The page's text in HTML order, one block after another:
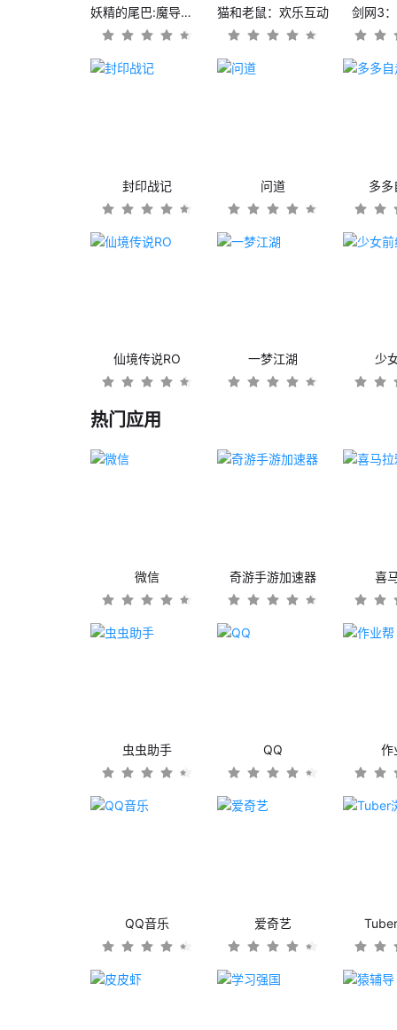
妖精的尾巴:魔导少年 猫和老鼠：欢乐互动 剑网3
封印战记 问道 多多
仙境传说RO 一梦江湖 少
热门应用
微信 奇游手游加速器 喜
虫虫助手 QQ 作
QQ音乐 爱奇艺